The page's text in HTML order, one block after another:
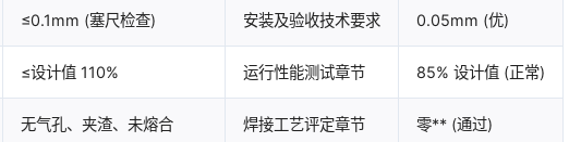
≤0.1mm (塞尺检查) 安装及验收技术要求 0.05mm (优)
≤设计值 110% 运行性能测试章节 85% 设计值 (正常)
无气孔、夹渣、未熔合 焊接工艺评定章节 零** (通过)